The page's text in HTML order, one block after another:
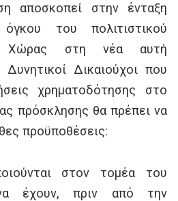
αποσκοπεί στην ένταξη
του πολιτιστικού
Χώρας στη νέα αυτή
Δυνητικοί Δικαιούχοι που
χρηματοδότησης στο
πρόσκλησης θα πρέπει να
προϋποθέσεις:
στον τομέα του
έχουν, πριν από την